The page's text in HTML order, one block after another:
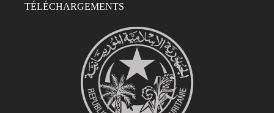
TÉLÉCHARGEMENTS